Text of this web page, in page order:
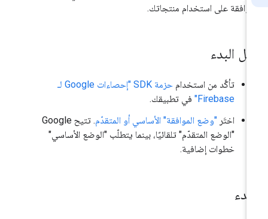
على استخدام منتجاتك.
البدء
تأكَّد من استخدام
حزمة SDK "إحصاءات Google لـ
Firebase" في تطبيقك.
اختَر"وضع الموافقة" الأساسي أو المتقدّم
. تتيح Google
"الوضع المتقدّم" تلقائيًا، بينما يتطلّب "الوضع الأساسي"
خطوات إضافية.